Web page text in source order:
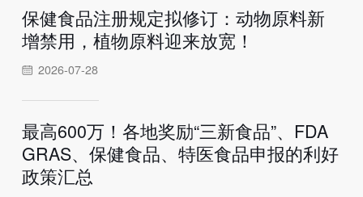
保健食品注册规定拟修订：动物原料新
增禁用，植物原料迎来放宽！
2026-07-28
最高600万！各地奖励“三新食品”、FDA
GRAS、保健食品、特医食品申报的利好
政策汇总